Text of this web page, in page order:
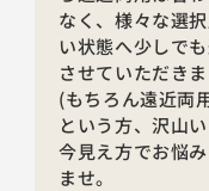
なく、様々な選
い状態へ少しで
させていただきま
(もちろん遠近両
という方、沢山
今見え方でお悩
ませ。